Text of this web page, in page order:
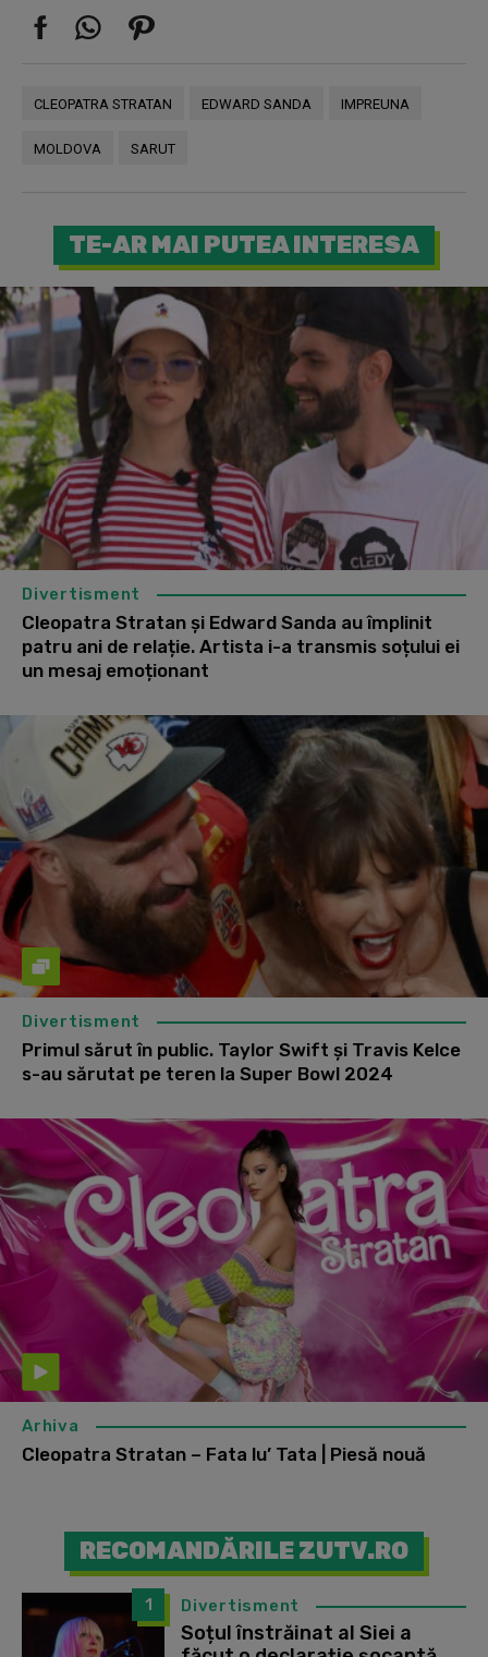
CLEOPATRA STRATAN EDWARD SANDA IMPREUNA
MOLDOVA SARUT
TE-AR MAI PUTEA INTERESA
Divertisment
Cleopatra Stratan și Edward Sanda au împlinit
patru ani de relație. Artista i-a transmis soțului ei
un mesaj emoționant
Divertisment
Primul sărut în public. Taylor Swift și Travis Kelce
s-au sărutat pe teren la Super Bowl 2024
Arhiva
Cleopatra Stratan – Fata lu’ Tata | Piesă nouă
RECOMANDĂRILE ZUTV.RO
1 Divertisment
Soțul înstrăinat al Siei a